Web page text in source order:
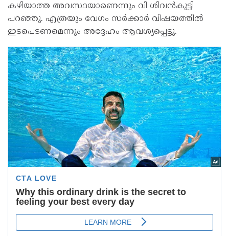
കഴിയാത്ത അവസ്ഥയാണെന്നും വി ശിവന്‍കുട്ടി
പറഞ്ഞു. എത്രയും വേഗം സര്‍ക്കാര്‍ വിഷയത്തില്‍
ഇടപെടണമെന്നും അദ്ദേഹം ആവശ്യപ്പെട്ടു.